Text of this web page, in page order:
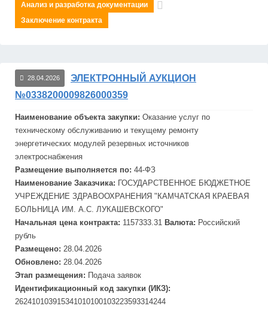
Анализ и разработка документации
Заключение контракта
28.04.2026
ЭЛЕКТРОННЫЙ АУКЦИОН
№0338200009826000359
Наименование объекта закупки: Оказание услуг по
техническому обслуживанию и текущему ремонту
энергетических модулей резервных источников
электроснабжения
Размещение выполняется по: 44-ФЗ
Наименование Заказчика: ГОСУДАРСТВЕННОЕ БЮДЖЕТНОЕ
УЧРЕЖДЕНИЕ ЗДРАВООХРАНЕНИЯ "КАМЧАТСКАЯ КРАЕВАЯ
БОЛЬНИЦА ИМ. А.С. ЛУКАШЕВСКОГО"
Начальная цена контракта: 1157333.31 Валюта: Российский
рубль
Размещено: 28.04.2026
Обновлено: 28.04.2026
Этап размещения: Подача заявок
Идентификационный код закупки (ИКЗ):
262410103915341010100103223593314244